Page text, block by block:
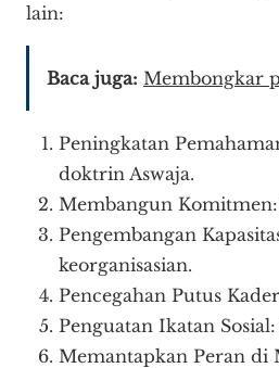
lain:
Baca juga: Membongkar
Peningkatan
doktrin Aswaja.
Membangun
Pengembangan
keorganisasian.
Pencegahan Putus
Penguatan Ikatan
Memantapkan Peran di